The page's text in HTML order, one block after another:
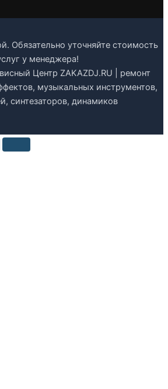
Обязательно уточняйте стоимость
у менеджера!
Центр ZAKAZDJ.RU | ремонт
музыкальных инструментов,
синтезаторов, динамиков